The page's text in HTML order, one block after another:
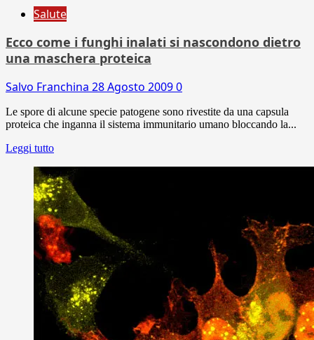
Salute
Ecco come i funghi inalati si nascondono dietro
una maschera proteica
Salvo Franchina 28 Agosto 20090
Le spore di alcune specie patogene sono rivestite da una capsula
proteica che inganna il sistema immunitario umano bloccando la...
Leggi tutto